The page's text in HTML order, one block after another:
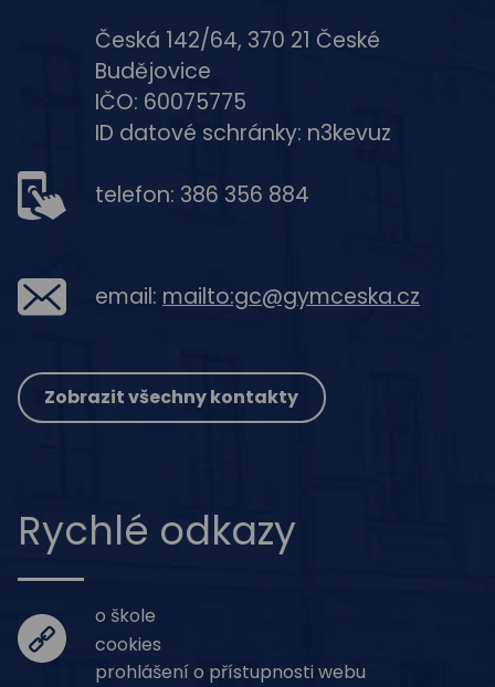
Česká 142/64, 370 21 České
Budějovice
IČO: 60075775
ID datové schránky: n3kevuz
telefon: 386 356 884
email: mailto:gc@gymceska.cz
Zobrazit všechny kontakty
Rychlé odkazy
o škole
cookies
prohlášení o přístupnosti webu